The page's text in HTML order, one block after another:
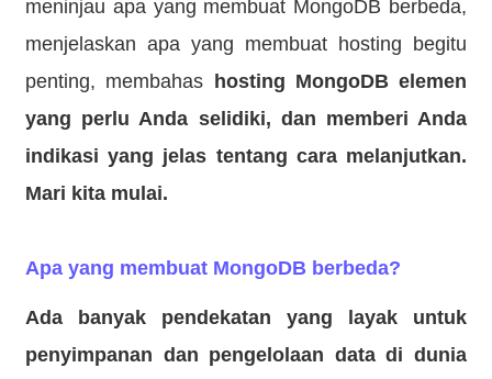
meninjau apa yang membuat MongoDB berbeda,
menjelaskan apa yang membuat hosting begitu
penting, membahas hosting MongoDB elemen
yang perlu Anda selidiki, dan memberi Anda
indikasi yang jelas tentang cara melanjutkan.
Mari kita mulai.
Apa yang membuat MongoDB berbeda?
Ada banyak pendekatan yang layak untuk
penyimpanan dan pengelolaan data di dunia